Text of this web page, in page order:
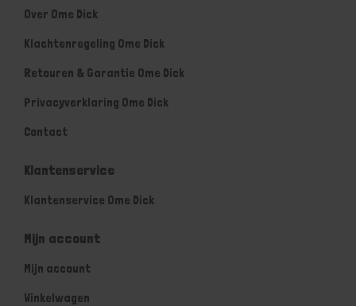
Over Ome Dick
Klachtenregeling Ome Dick
Retouren & Garantie Ome Dick
Privacyverklaring Ome Dick
Contact
Klantenservice
Klantenservice Ome Dick
Mijn account
Mijn account
Winkelwagen